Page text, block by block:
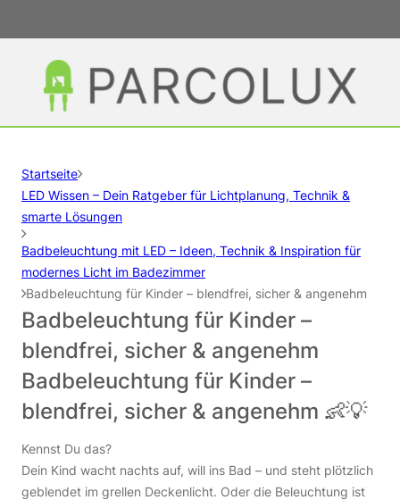
Startseite
LED Wissen – Dein Ratgeber für Lichtplanung, Technik &
smarte Lösungen
Badbeleuchtung mit LED – Ideen, Technik & Inspiration für
modernes Licht im Badezimmer
Badbeleuchtung für Kinder – blendfrei, sicher & angenehm
Badbeleuchtung für Kinder –
blendfrei, sicher & angenehm
Badbeleuchtung für Kinder –
blendfrei, sicher & angenehm 👶💡
Kennst Du das?
Dein Kind wacht nachts auf, will ins Bad – und steht plötzlich
geblendet im grellen Deckenlicht. Oder die Beleuchtung ist